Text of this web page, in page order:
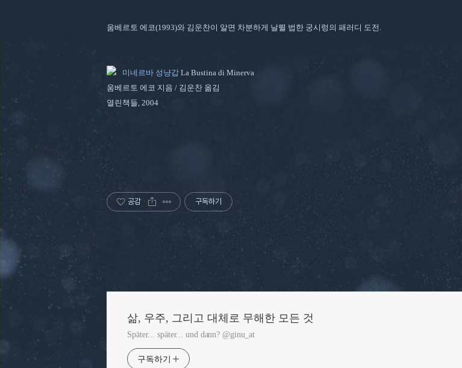
움베르토 에코(1993)와 김운찬이 알면 차분하게 날뛸 법한 궁시렁의 패러디 도전.
미네르바 성냥갑 La Bustina di Minerva
움베르토 에코 지음 / 김운찬 옮김
열린책들, 2004
공감 구독하기
삶, 우주, 그리고 대체로 무해한 모든 것
Später... später... und dann? @ginu_at
구독하기